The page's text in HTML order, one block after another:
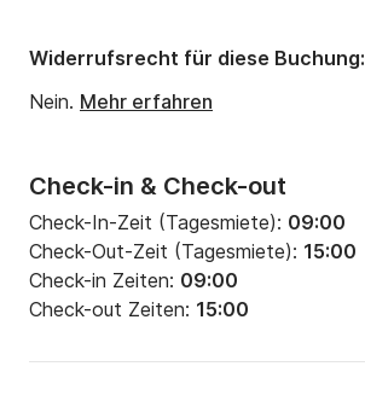
Motorleistung:30PS
Check-in & Check-out
Check-In-Zeit (Tagesmiete): 09:00
Check-Out-Zeit (Tagesmiete): 15:00
Check-in Zeiten: 09:00
Check-out Zeiten: 15:00
Widerrufsrecht für diese Buchung:
Nein. Mehr erfahren